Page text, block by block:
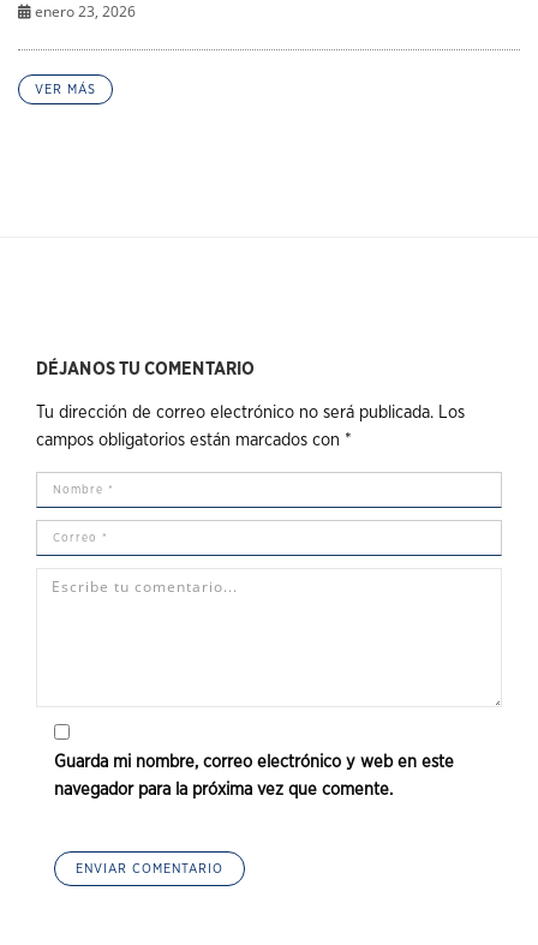
enero 23, 2026
VER MÁS
DÉJANOS TU COMENTARIO
Tu dirección de correo electrónico no será publicada. Los
campos obligatorios están marcados con *
Guarda mi nombre, correo electrónico y web en este
navegador para la próxima vez que comente.